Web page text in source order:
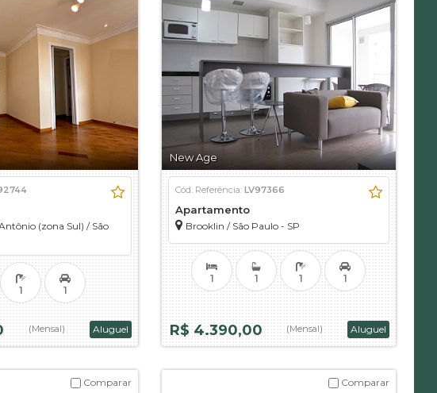
(zona Sul) / São
Aluguel
(Mensal)
1 1
New Age
Apartamento
Brooklin / São Paulo - SP
Cód. Referência: LV97366
Aluguel
R$ 4.390,00 (Mensal)
1 1 1 1
Comparar Comparar